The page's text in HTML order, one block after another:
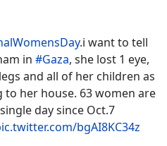
.i want to tell
in #Gaza, she lost 1 eye,
and all of her children as
her house. 63 women are
day since Oct.7
bgAI8KC34z